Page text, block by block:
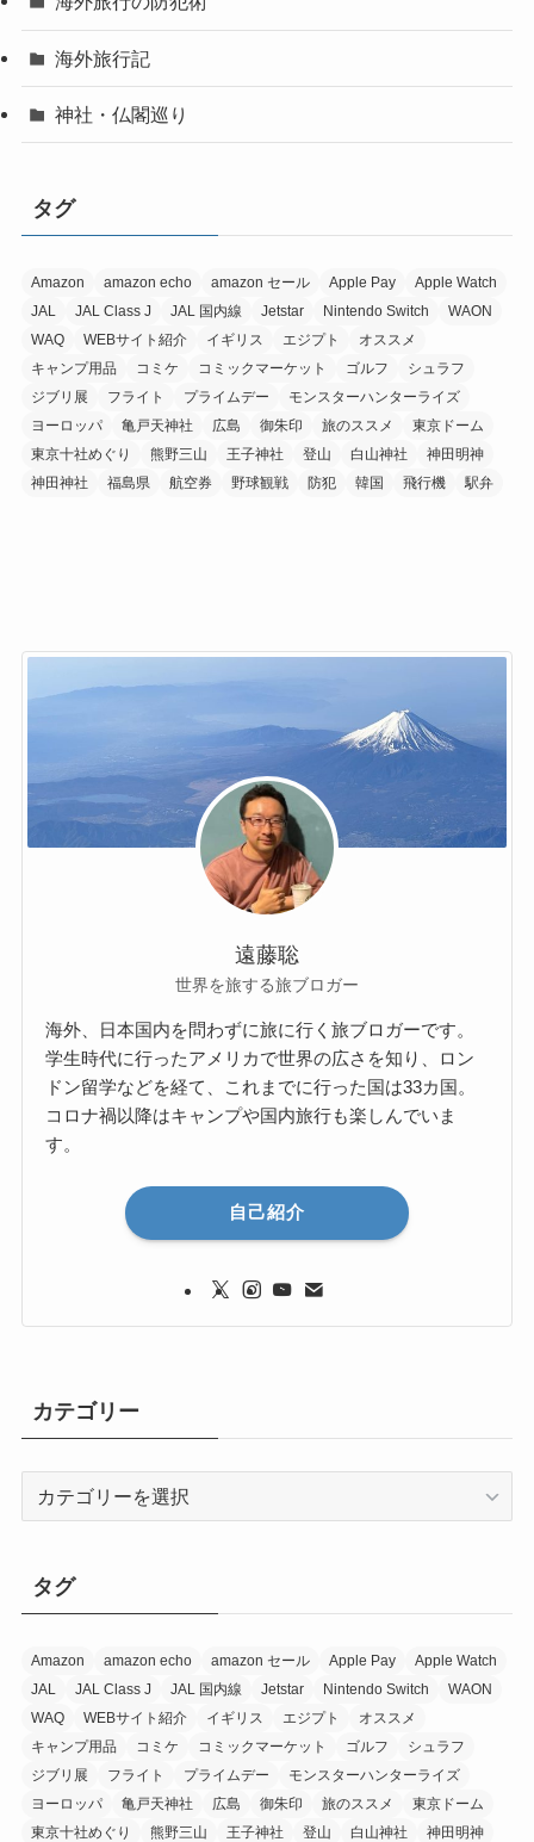
海外旅行記
神社・仏閣巡り
タグ
Amazon amazon echo amazon セール Apple Pay
Apple Watch
JAL
JAL Class J JAL 国内線 Jetstar Nintendo Switch
WAON
WAQ
WEBサイト紹介 イギリス エジプト
オススメ
キャンプ用品
コミケ コミックマーケット ゴルフ
シュラフ
ジブリ展
フライト プライムデー
モンスターハンターライズ
ヨーロッパ
亀戸天神社 広島 御朱印 旅のススメ
東京ドーム
東京十社めぐり
熊野三山 王子神社 登山 白山神社
神田明神
神田神社
福島県 航空券 野球観戦 防犯 韓国 飛行機 駅弁
遠藤聡
世界を旅する旅ブロガー
海外、日本国内を問わずに旅に行く旅ブロガーです。
学生時代に行ったアメリカで世界の広さを知り、ロン
ドン留学などを経て、これまでに行った国は33カ国。
コロナ禍以降はキャンプや国内旅行も楽しんでいま
す。
自己紹介
カテゴリー
ー
タグ
Amazon amazon echo amazon セール Apple Pay
Apple Watch
JAL
JAL Class J JAL 国内線 Jetstar Nintendo Switch
WAON
WAQ
WEBサイト紹介 イギリス エジプト
オススメ
キャンプ用品
コミケ コミックマーケット ゴルフ
シュラフ
ジブリ展
フライト プライムデー
モンスターハンターライズ
ヨーロッパ
亀戸天神社 広島 御朱印 旅のススメ
東京ドーム
東京十社めぐり
熊野三山 王子神社 登山 白山神社
神田明神